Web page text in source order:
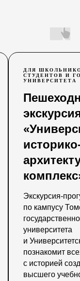
ДЛЯ
СТУДЕНТОВ И
УНИВЕРСИТЕТА
Экскурсия-
по кампусу
университета
и
познакомит
с историей
высшего